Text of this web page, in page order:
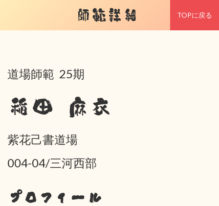
師範詳細 TOPに戻る
道場師範 25期
稲田 麻衣
紫花己書道場
004-04/三河西部
プロフィール